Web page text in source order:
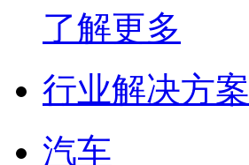
了解更多
行业解决方案
汽车